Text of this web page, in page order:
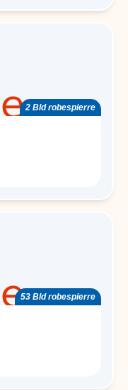
2 Bld robespierre
53 Bld robespierre